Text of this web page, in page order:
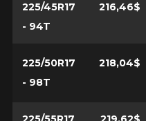
225/45R17
- 94T
216,46$
225/50R17
- 98T
218,04$